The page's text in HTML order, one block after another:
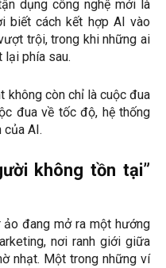
dụng công nghệ mới là
biết cách kết hợp AI vào
trội, trong khi những ai
lại phía sau.
không còn chỉ là cuộc đua
đua về tốc độ, hệ thống
của AI.
không tồn tại”
đang mở ra một hướng
nơi ranh giới giữa
nhạt. Một trong những ví